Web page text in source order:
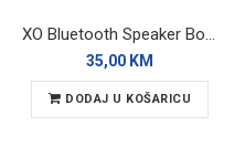
XO Bluetooth Speaker BoomBox F82 Black RGB
35,00 KM
DODAJ U KOŠARICU